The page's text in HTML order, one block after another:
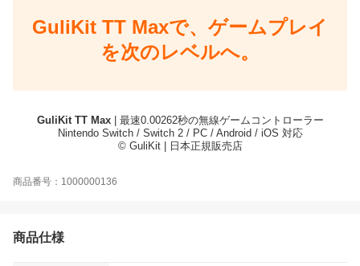
GuliKit TT Maxで、ゲームプレイ
を次のレベルへ。
GuliKit TT Max| 最速0.00262秒の無線ゲームコントローラー
Nintendo Switch / Switch 2 / PC / Android / iOS 対応
© GuliKit | 日本正規販売店
商品番号：1000000136
商品仕様